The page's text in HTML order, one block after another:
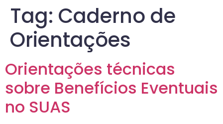
Tag: Caderno de
Orientações
Orientações técnicas
sobre Benefícios Eventuais
no SUAS